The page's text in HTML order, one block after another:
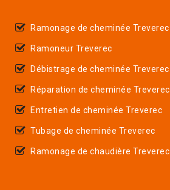
Ramonage de cheminée Treverec
Ramoneur Treverec
Débistrage de cheminée Treverec
Réparation de cheminée Treverec
Entretien de cheminée Treverec
Tubage de cheminée Treverec
Ramonage de chaudière Treverec